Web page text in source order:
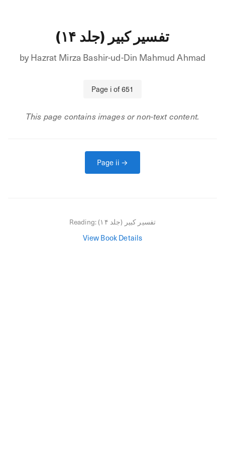
تفسیر کبیر (جلد ۱۴)
byHazrat Mirza Bashir-ud-Din Mahmud Ahmad
Page iof651
This page contains images or non-text content.
Page ii →
Reading: تفسیر کبیر (جلد ۱۴)
View Book Details